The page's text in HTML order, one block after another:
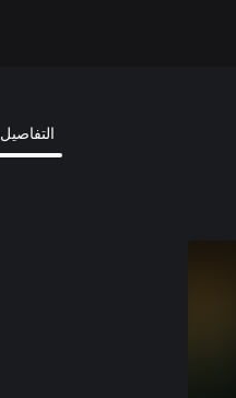
التفاصيل